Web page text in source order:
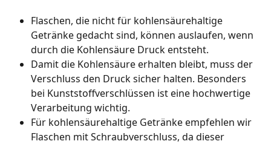
Flaschen, die nicht für kohlensäurehaltige
Getränke gedacht sind, können auslaufen, wenn
durch die Kohlensäure Druck entsteht.
Damit die Kohlensäure erhalten bleibt, muss der
Verschluss den Druck sicher halten. Besonders
bei Kunststoffverschlüssen ist eine hochwertige
Verarbeitung wichtig.
Für kohlensäurehaltige Getränke empfehlen wir
Flaschen mit Schraubverschluss, da dieser